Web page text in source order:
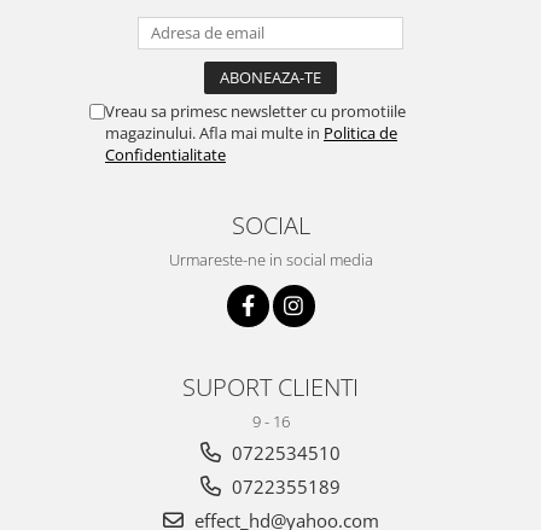
Vreau sa primesc newsletter cu promotiile
magazinului. Afla mai multe in Politica de
Confidentialitate
SOCIAL
Urmareste-ne in social media
SUPORT CLIENTI
9 - 16
0722534510
0722355189
effect_hd@yahoo.com